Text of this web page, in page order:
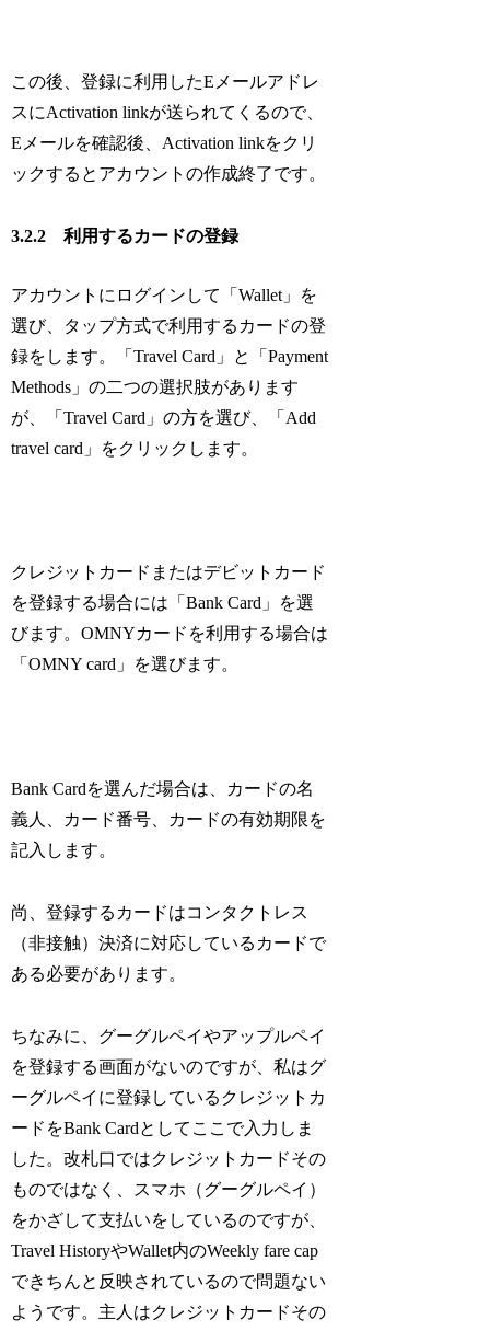
この後、登録に利用したEメールアドレ
スにActivation linkが送られてくるので、
Eメールを確認後、Activation linkをクリ
ックするとアカウントの作成終了です。
3.2.2 利用するカードの登録
アカウントにログインして「Wallet」を
選び、タップ方式で利用するカードの登
録をします。「Travel Card」と「Payment
Methods」の二つの選択肢があります
が、「Travel Card」の方を選び、「Add
travel card」をクリックします。
クレジットカードまたはデビットカード
を登録する場合には「Bank Card」を選
びます。OMNYカードを利用する場合は
「OMNY card」を選びます。
Bank Cardを選んだ場合は、カードの名
義人、カード番号、カードの有効期限を
記入します。
尚、登録するカードはコンタクトレス
（非接触）決済に対応しているカードで
ある必要があります。
ちなみに、グーグルペイやアップルペイ
を登録する画面がないのですが、私はグ
ーグルペイに登録しているクレジットカ
ードをBank Cardとしてここで入力しま
した。改札口ではクレジットカードその
ものではなく、スマホ（グーグルペイ）
をかざして支払いをしているのですが、
Travel HistoryやWallet内のWeekly fare cap
できちんと反映されているので問題ない
ようです。主人はクレジットカードその